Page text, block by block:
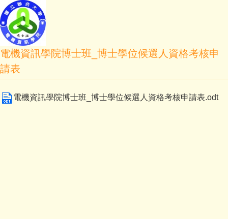
電機資訊學院博士班_博士學位候選人資格考核申
請表
電機資訊學院博士班_博士學位候選人資格考核申請表.odt